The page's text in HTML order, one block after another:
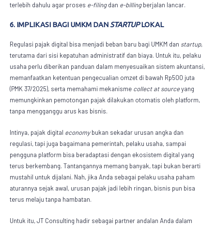
terlebih dahulu agar proses e-filingdan e-billingberjalan lancar.
6. IMPLIKASI BAGI UMKM DAN STARTUPLOKAL
Regulasi pajak digital bisa menjadi beban baru bagi UMKM dan startup,
terutama dari sisi kepatuhan administratif dan biaya. Untuk itu, pelaku
usaha perlu diberikan panduan dalam menyesuaikan sistem akuntansi,
memanfaatkan ketentuan pengecualian omzet di bawah Rp500 juta
(PMK 37/2025), serta memahami mekanisme collect at sourceyang
memungkinkan pemotongan pajak dilakukan otomatis oleh platform,
tanpa mengganggu arus kas bisnis.
Intinya, pajak digital economybukan sekadar urusan angka dan
regulasi, tapi juga bagaimana pemerintah, pelaku usaha, sampai
pengguna platform bisa beradaptasi dengan ekosistem digital yang
terus berkembang. Tantangannya memang banyak, tapi bukan berarti
mustahil untuk dijalani. Nah, jika Anda sebagai pelaku usaha paham
aturannya sejak awal, urusan pajak jadi lebih ringan, bisnis pun bisa
terus melaju tanpa hambatan.
Untuk itu, JT Consulting hadir sebagai partner andalan Anda dalam